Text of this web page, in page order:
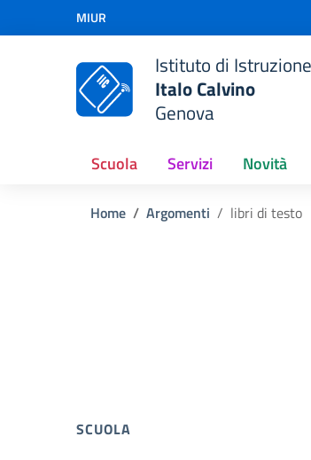
Vai ai contenuti
Vai al menu di navigazione
MIUR
Istituto di
Italo Calvino
Genova
Scuola Servizi Novità
Home Argomenti libri di testo
SCUOLA